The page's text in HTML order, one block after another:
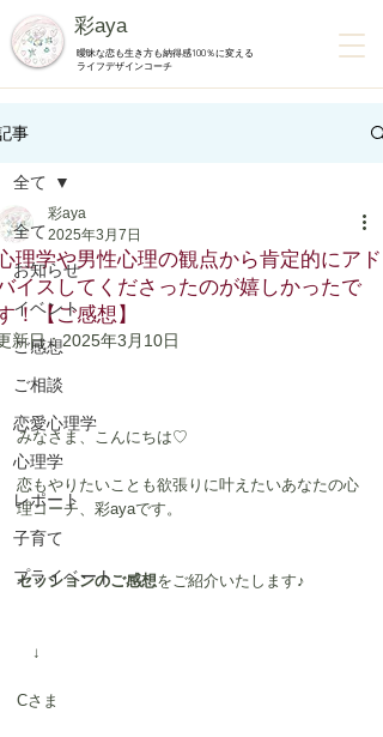
彩aya
曖昧な恋も生き方も納得感100％に変える
ライフデザインコーチ
事
全て
お知らせ
イベント
ご感想
ご相談
恋愛心理学
心理学
レポート
子育て
プライベート
全て
理学や男性心理の観点から肯定的にアド
イスしてくださったのが嬉しかったで
！【ご感想】
彩aya
2025年3月7日
新日：2025年3月10日
みなさま、こんにちは♡
恋もやりたいことも欲張りに叶えたいあなたの心
理コーチ、彩ayaです。
セッションのご感想をご紹介いたします♪
↓
Cさま